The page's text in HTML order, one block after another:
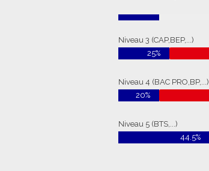
Niveau 3 (CAP,BEP,...)
25%
Niveau 4 (BAC PRO,BP,...)
20%
Niveau 5 (BTS,...)
44.5%